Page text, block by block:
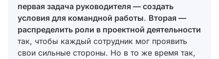
первая задача руководителя — создать
условия для командной работы. Вторая —
распределить роли в проектной деятельности
так, чтобы каждый сотрудник мог проявить
свои сильные стороны. Но в то же время так,